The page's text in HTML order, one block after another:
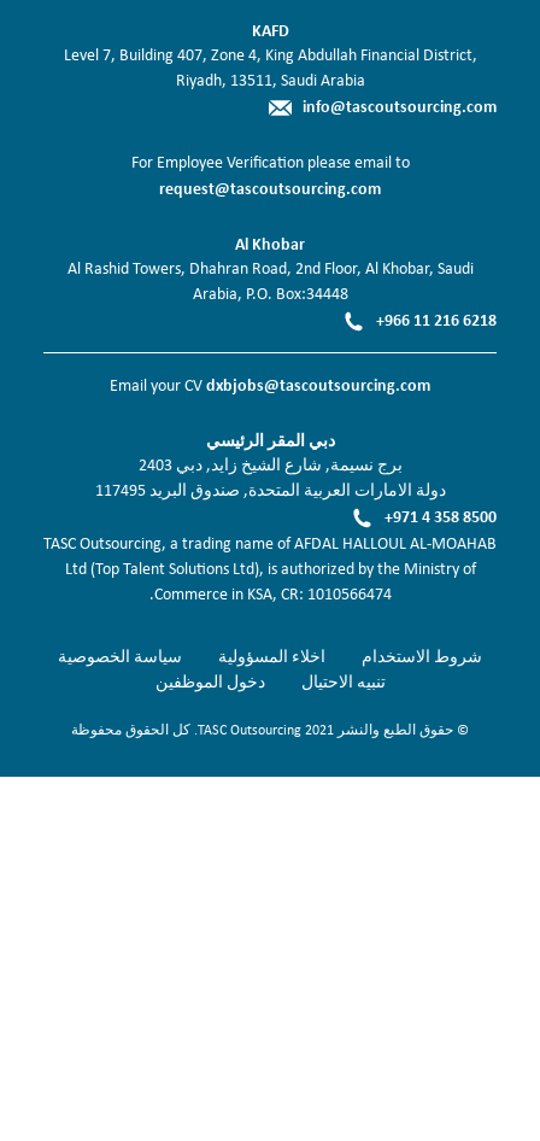
KAFD
Level 7, Building 407, Zone 4, King Abdullah Financial District,
Riyadh, 13511, Saudi Arabia
info@tascoutsourcing.com
For Employee Verification please email to
request@tascoutsourcing.com
Al Khobar
Al Rashid Towers, Dhahran Road, 2nd Floor, Al Khobar, Saudi
Arabia, P.O. Box:34448
+966 11 216 6218
Email your CVdxbjobs@tascoutsourcing.com
دبي المقر الرئيسي
برج نسيمة, شارع الشيخ زايد, دبي 2403
دولة الامارات العربية المتحدة, صندوق البريد 117495
+971 4 358 8500
TASC Outsourcing, a trading name of AFDAL HALLOUL AL-MOAHAB
Ltd (Top Talent Solutions Ltd), is authorized by the Ministry of
Commerce in KSA, CR: 1010566474.
© حقوق الطبع والنشر 2021 TASC Outsourcing. كل الحقوق محفوظة
شروط الاستخدام اخلاء المسؤولية
سياسة الخصوصية
تنبيه الاحتيال
دخول الموظفين